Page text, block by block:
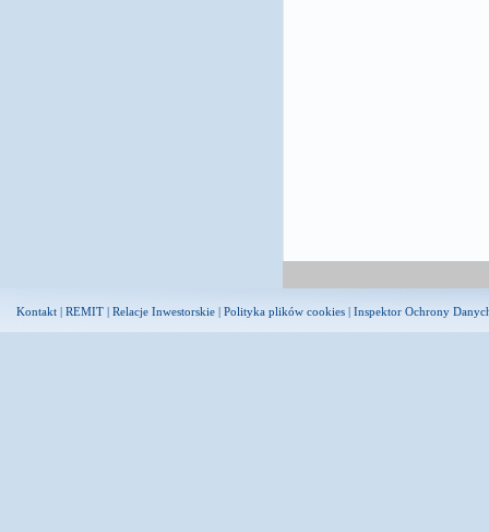
Kontakt | REMIT | Relacje Inwestorskie | Polityka plików cookies | Inspektor Ochrony